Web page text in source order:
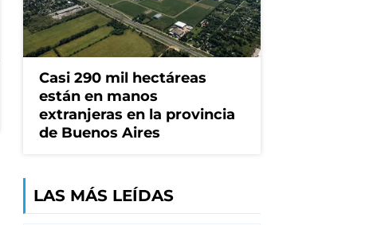
Casi 290 mil hectáreas
están en manos
extranjeras en la provincia
de Buenos Aires
LAS MÁS LEÍDAS